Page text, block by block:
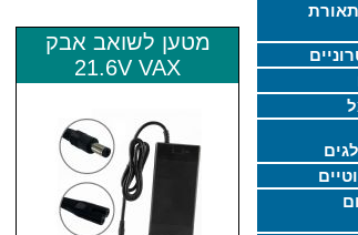
תאורת
מטען לשואב אבק
21.6V VAX